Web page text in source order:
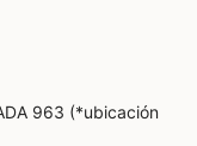
963 (*ubicación